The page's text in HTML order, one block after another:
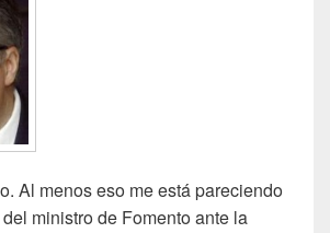
Al menos eso me está pareciendo
ministro de Fomento ante la